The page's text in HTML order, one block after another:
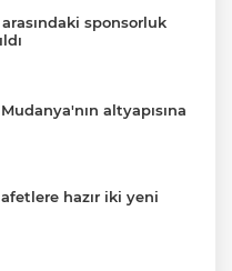
sponsorluk
altyapısına
hazır iki yeni